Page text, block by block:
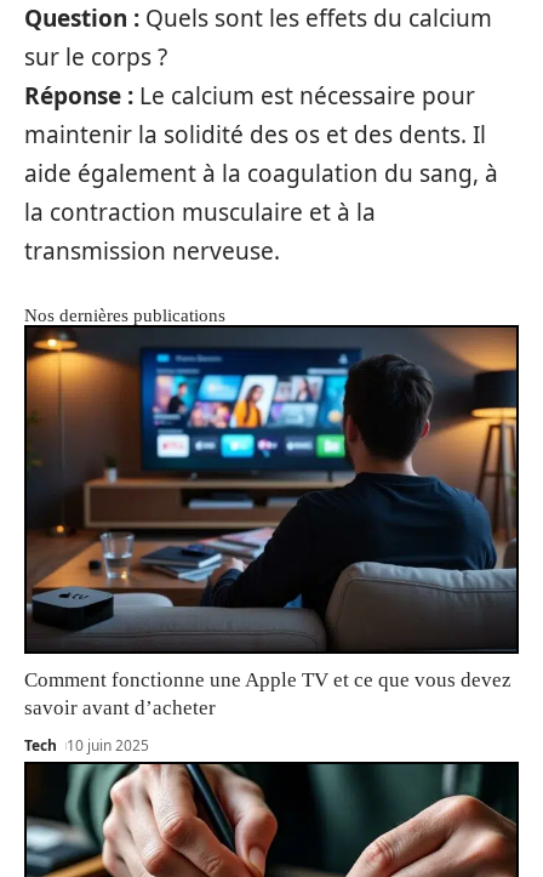
Question : Quels sont les effets du calcium
sur le corps ?
Réponse : Le calcium est nécessaire pour
maintenir la solidité des os et des dents. Il
aide également à la coagulation du sang, à
la contraction musculaire et à la
transmission nerveuse.
Nos dernières publications
Comment fonctionne une Apple TV et ce que vous devez
savoir avant d’acheter
Tech 10 juin 2025